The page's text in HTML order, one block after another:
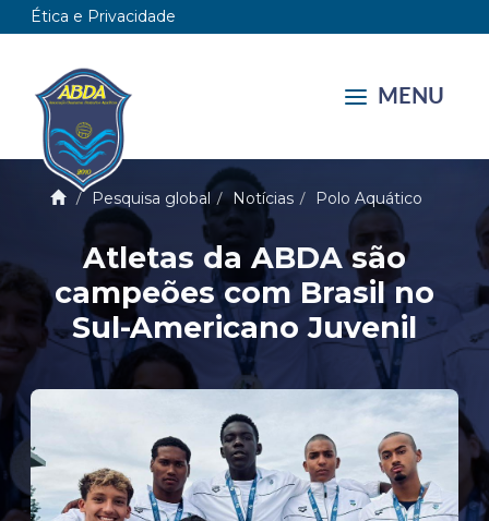
Ética e Privacidade
MENU
Pesquisa global Notícias Polo Aquático
Atletas da ABDA são
campeões com Brasil no
Sul-Americano Juvenil